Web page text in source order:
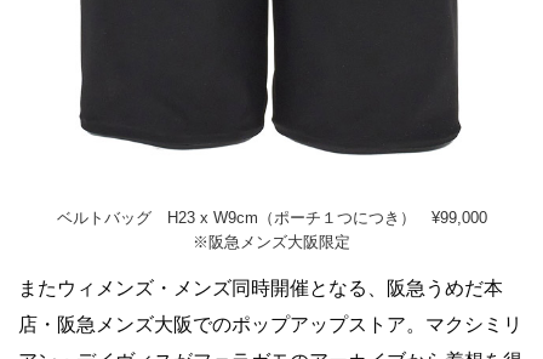
ベルトバッグ H23 x W9cm（ポーチ１つにつき） ¥99,000
※阪急メンズ大阪限定
またウィメンズ・メンズ同時開催となる、阪急うめだ本
店・阪急メンズ大阪でのポップアップストア。マクシミリ